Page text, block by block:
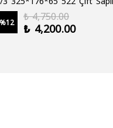
%12
₺ 4,750.00
₺ 4,200.00